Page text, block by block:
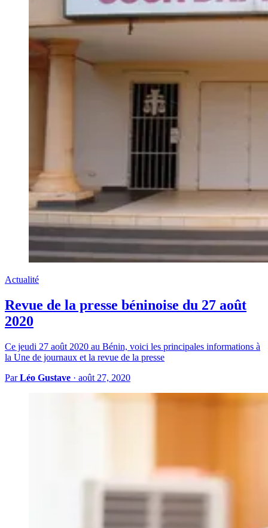
Actualité
Revue de la presse béninoise du 27 août
2020
Ce jeudi 27 août 2020 au Bénin, voici les principales informations à
la Une de journaux et la revue de la presse
ParLéo Gustave · août 27, 2020